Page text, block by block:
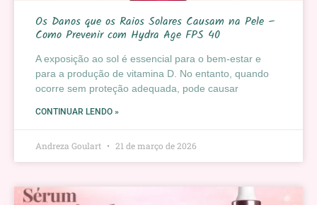
Os Danos que os Raios Solares Causam na Pele –
Como Prevenir com Hydra Age FPS 40
A exposição ao sol é essencial para o bem-estar e
para a produção de vitamina D. No entanto, quando
ocorre sem proteção adequada, pode causar
CONTINUAR LENDO »
Andreza Goulart 21 de março de 2026